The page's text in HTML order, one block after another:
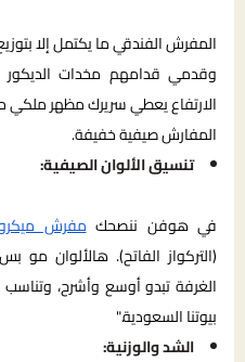
المفرش الفندقي ما يكتمل إلا
الارتفاع يعطي سريرك مظهر ملكي
المفارش صيفية خفيفة.
تنسيق الألوان الصيفية:
في هوفن ننصحكمفرش
(التركواز الفاتح). هالألوان
الغرفة تبدو أوسع وأشرح، وتناسب
بيوتنا السعودية."
الشد والوزنية: